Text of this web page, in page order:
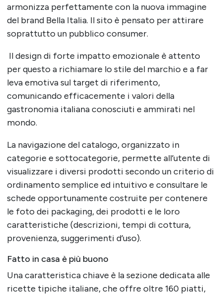
armonizza perfettamente con la nuova immagine
del brand Bella Italia. Il sito è pensato per attirare
soprattutto un pubblico consumer.
Il design di forte impatto emozionale è attento
per questo a richiamare lo stile del marchio e a far
leva emotiva sul target di riferimento,
comunicando efficacemente i valori della
gastronomia italiana conosciuti e ammirati nel
mondo.
La navigazione del catalogo, organizzato in
categorie e sottocategorie, permette all’utente di
visualizzare i diversi prodotti secondo un criterio di
ordinamento semplice ed intuitivo e consultare le
schede opportunamente costruite per contenere
le foto dei packaging, dei prodotti e le loro
caratteristiche (descrizioni, tempi di cottura,
provenienza, suggerimenti d’uso).
Fatto in casa è più buono
Una caratteristica chiave è la sezione dedicata alle
ricette tipiche italiane, che offre oltre 160 piatti,